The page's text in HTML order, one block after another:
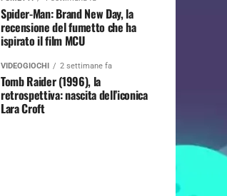
Spider-Man: Brand New Day, la
recensione del fumetto che ha
ispirato il film MCU
VIDEOGIOCHI 2 settimane fa
Tomb Raider (1996), la
retrospettiva: nascita dell’iconica
Lara Croft